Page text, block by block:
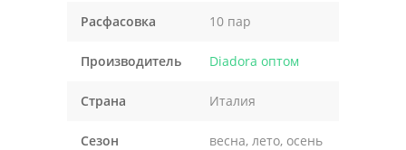
Расфасовка 10 пар
Производитель Diadora оптом
Страна Италия
Сезон весна, лето, осень